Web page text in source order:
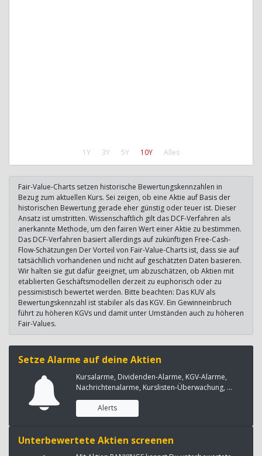
1Y 3Y 5Y 10Y Alles
Fair-Value-Charts setzen historische Bewertungskennzahlen in
Bezug zum aktuellen Kurs. Sei zeigen, ob eine Aktie auf Basis der
historischen Bewertung gerade eher günstig oder teuer ist. Dieser
Ansatz ist umstritten. Wissenschaftlich gilt das DCF-Verfahren als
anerkannte Methode, um den fairen Wert einer Aktie zu bestimmen.
Das DCF-Verfahren basiert allerdings auf zukünftigen Free-Cash-
Flow-Schätzungen Der Vorteil von Fair-Value-Charts ist, dass sie auf
tatsächllich vorhandenen und nicht auf geschätzten Daten basieren.
Wir halten sie gut dafür geeignet, um abzuschätzen, ob Aktien mit
etablierten Geschäftsmodellen derzeit zu euphorisch oder zu
pessimistisch bewertet werden. Bitte beachten: Das KUV als
Bewertungskennzahl ist stabiler als das KGV. Ein Gewinneinbruch
führt zu höheren KGVs und damit unter Umständen auch zu höheren
Fair-Values.
Setze Alarme auf deine Aktien
Kursalarme, Dividenden-Alarme, KGV-Alarme,
Nachrichtenalarme, Kurslisten-Überwachung, ...
Alerts
Unterbewertete Aktien screenen